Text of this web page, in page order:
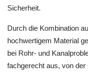
Sicherheit.
Durch die Kombination
hochwertigem Material
bei Rohr- und
fachgerecht aus, von